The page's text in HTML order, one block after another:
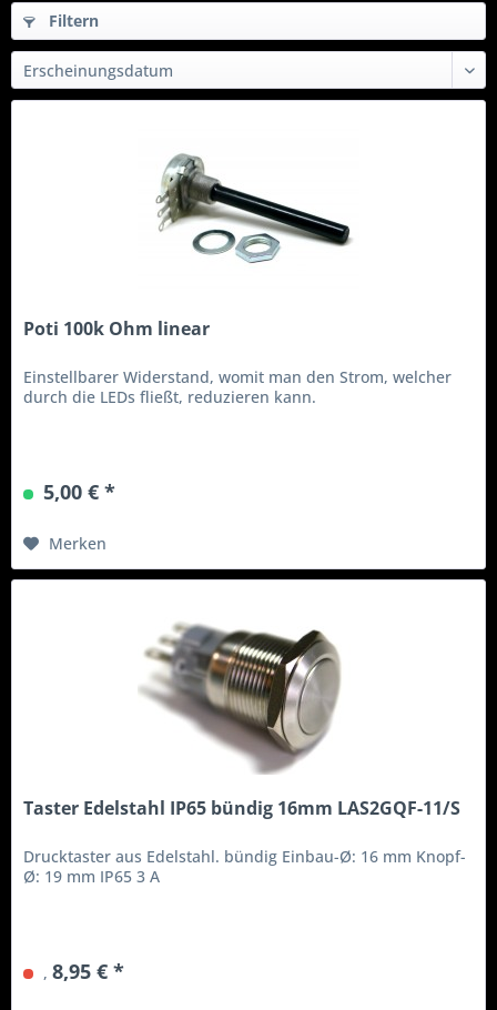
Filtern
Poti 100k Ohm linear
Einstellbarer Widerstand, womit man den Strom, welcher
durch die LEDs fließt, reduzieren kann.
5,00 € *
Merken
Taster Edelstahl IP65 bündig 16mm LAS2GQF-11/S
Drucktaster aus Edelstahl. bündig Einbau-Ø: 16 mm Knopf-
Ø: 19 mm IP65 3 A
,8,95 € *